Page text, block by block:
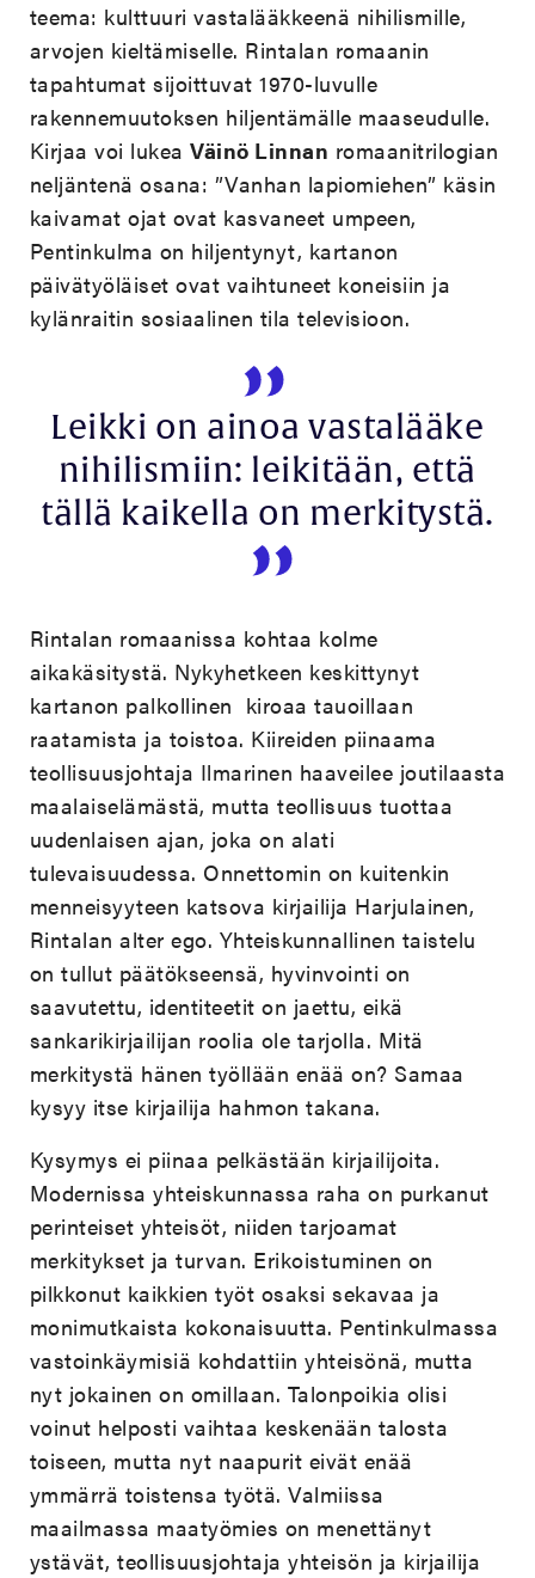
teema: kulttuuri vastalääkkeenä nihilismille,
arvojen kieltämiselle. Rintalan romaanin
tapahtumat sijoittuvat 1970-luvulle
rakennemuutoksen hiljentämälle maaseudulle.
Kirjaa voi lukeaVäinö Linnan romaanitrilogian
neljäntenä osana: ”Vanhan lapiomiehen” käsin
kaivamat ojat ovat kasvaneet umpeen,
Pentinkulma on hiljentynyt, kartanon
päivätyöläiset ovat vaihtuneet koneisiin ja
kylänraitin sosiaalinen tila televisioon.
Leikki on ainoa vastalääke
nihilismiin: leikitään, että
tällä kaikella on merkitystä.
Rintalan romaanissa kohtaa kolme
aikakäsitystä. Nykyhetkeen keskittynyt
kartanon palkollinen kiroaa tauoillaan
raatamista ja toistoa. Kiireiden piinaama
teollisuusjohtaja Ilmarinen haaveilee joutilaasta
maalaiselämästä, mutta teollisuus tuottaa
uudenlaisen ajan, joka on alati
tulevaisuudessa. Onnettomin on kuitenkin
menneisyyteen katsova kirjailija Harjulainen,
Rintalan alter ego. Yhteiskunnallinen taistelu
on tullut päätökseensä, hyvinvointi on
saavutettu, identiteetit on jaettu, eikä
sankarikirjailijan roolia ole tarjolla. Mitä
merkitystä hänen työllään enää on? Samaa
kysyy itse kirjailija hahmon takana.
Kysymys ei piinaa pelkästään kirjailijoita.
Modernissa yhteiskunnassa raha on purkanut
perinteiset yhteisöt, niiden tarjoamat
merkitykset ja turvan. Erikoistuminen on
pilkkonut kaikkien työt osaksi sekavaa ja
monimutkaista kokonaisuutta. Pentinkulmassa
vastoinkäymisiä kohdattiin yhteisönä, mutta
nyt jokainen on omillaan. Talonpoikia olisi
voinut helposti vaihtaa keskenään talosta
toiseen, mutta nyt naapurit eivät enää
ymmärrä toistensa työtä. Valmiissa
maailmassa maatyömies on menettänyt
ystävät, teollisuusjohtaja yhteisön ja kirjailija